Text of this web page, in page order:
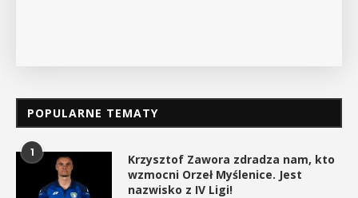
POPULARNE TEMATY
1
Krzysztof Zawora zdradza nam, kto
wzmocni Orzeł Myślenice. Jest
nazwisko z IV Ligi!